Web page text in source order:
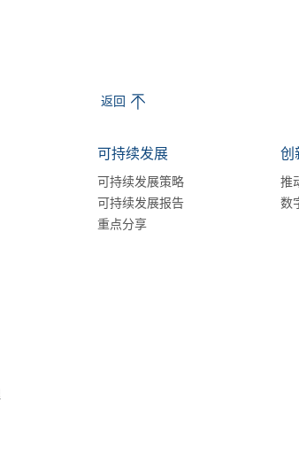
返回
可持续发展
可持续发展策略
可持续发展报告
重点分享
创
推
数